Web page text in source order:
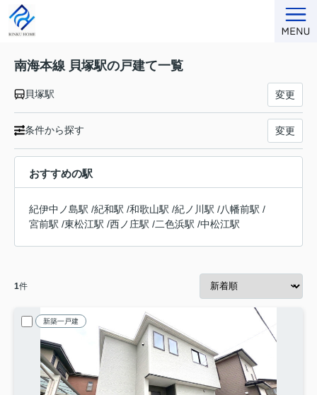
南海本線 貝塚駅の戸建て一覧
貝塚駅 変更
条件から探す 変更
おすすめの駅
紀伊中ノ島駅 /紀和駅 /和歌山駅 /紀ノ川駅 /八幡前駅 /
宮前駅 /東松江駅 /西ノ庄駅 /二色浜駅 /中松江駅
1件
新築一戸建